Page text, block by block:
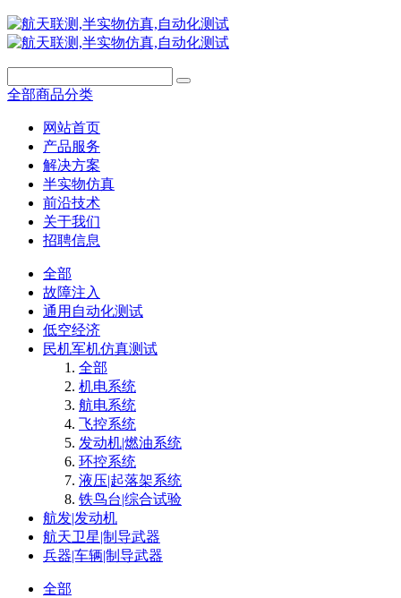
全部商品分类
网站首页
产品服务
解决方案
半实物仿真
前沿技术
关于我们
招聘信息
全部
故障注入
通用自动化测试
低空经济
民机军机仿真测试
全部
机电系统
航电系统
飞控系统
发动机|燃油系统
环控系统
液压|起落架系统
铁鸟台|综合试验
航发|发动机
航天卫星|制导武器
兵器|车辆|制导武器
全部